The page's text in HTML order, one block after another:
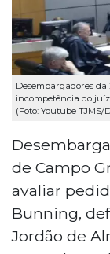
Desembargadores
incompetência do
(Foto: Youtube TJMS/
de Campo
avaliar
Bunning,
Jordão de